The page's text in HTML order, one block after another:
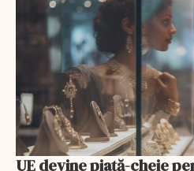
UE devine piață-cheie